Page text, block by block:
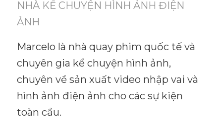
NHÀ KỂ CHUYỆN HÌNH ẢNH ĐIỆN
ẢNH
Marcelo là nhà quay phim quốc tế và
chuyên gia kể chuyện hình ảnh,
chuyên về sản xuất video nhập vai và
hình ảnh điện ảnh cho các sự kiện
toàn cầu.